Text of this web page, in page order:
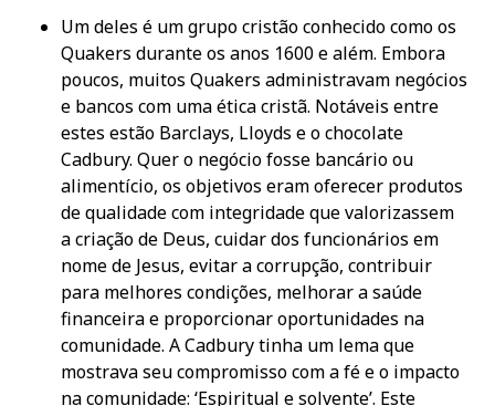
Um deles é um grupo cristão conhecido como os
Quakers durante os anos 1600 e além. Embora
poucos, muitos Quakers administravam negócios
e bancos com uma ética cristã. Notáveis entre
estes estão Barclays, Lloyds e o chocolate
Cadbury. Quer o negócio fosse bancário ou
alimentício, os objetivos eram oferecer produtos
de qualidade com integridade que valorizassem
a criação de Deus, cuidar dos funcionários em
nome de Jesus, evitar a corrupção, contribuir
para melhores condições, melhorar a saúde
financeira e proporcionar oportunidades na
comunidade. A Cadbury tinha um lema que
mostrava seu compromisso com a fé e o impacto
na comunidade: ‘Espiritual e solvente’. Este